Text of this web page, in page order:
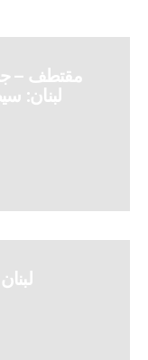
مقتطف –
لبنان: